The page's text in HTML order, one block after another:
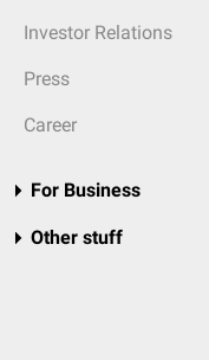
Investor Relations
Press
Career
For Business
Other stuff